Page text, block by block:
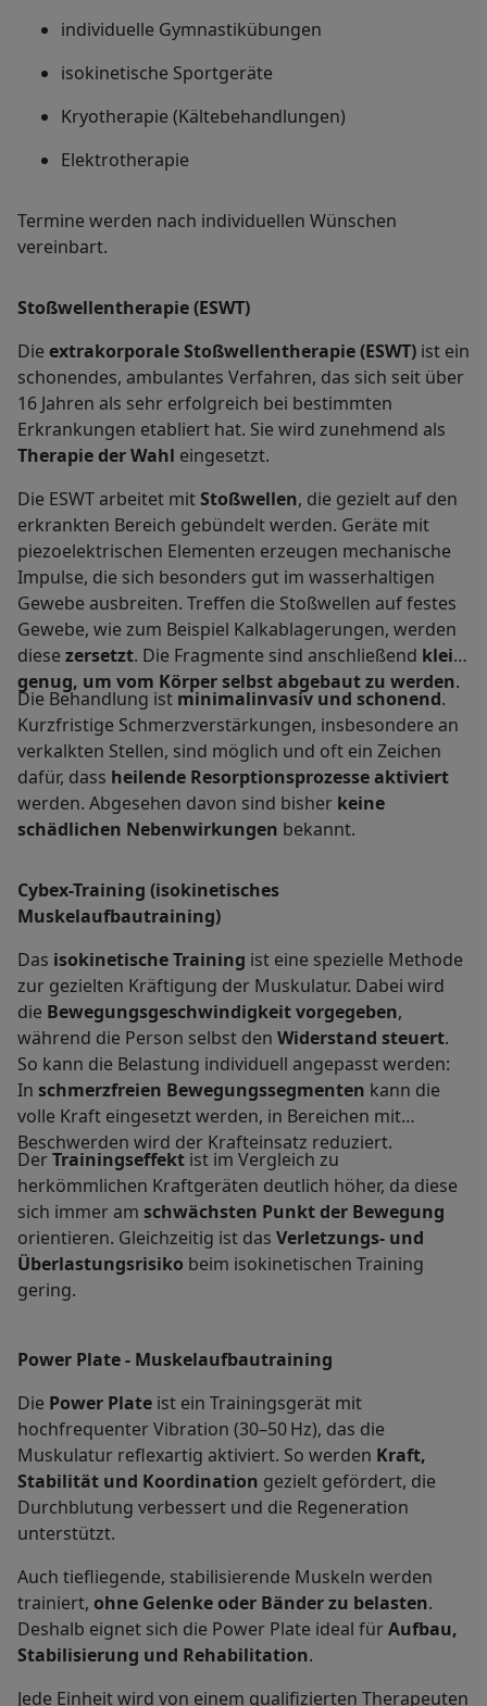
individuelle Gymnastikübungen
isokinetische Sportgeräte
Kryotherapie (Kältebehandlungen)
Elektrotherapie
Termine werden nach individuellen Wünschen
vereinbart.
Stoßwellentherapie (ESWT)
Die extrakorporale Stoßwellentherapie (ESWT) ist ein
schonendes, ambulantes Verfahren, das sich seit über
16 Jahren als sehr erfolgreich bei bestimmten
Erkrankungen etabliert hat. Sie wird zunehmend als
Therapie der Wahl eingesetzt.
Die ESWT arbeitet mitStoßwellen, die gezielt auf den
erkrankten Bereich gebündelt werden. Geräte mit
piezoelektrischen Elementen erzeugen mechanische
Impulse, die sich besonders gut im wasserhaltigen
Gewebe ausbreiten. Treffen die Stoßwellen auf festes
Gewebe, wie zum Beispiel Kalkablagerungen, werden
diese zersetzt. Die Fragmente sind anschließend klein
genug, um vom Körper selbst abgebaut zu werden.
Die Behandlung ist minimalinvasiv und schonend.
Kurzfristige Schmerzverstärkungen, insbesondere an
verkalkten Stellen, sind möglich und oft ein Zeichen
dafür, dass heilende Resorptionsprozesse aktiviert
werden. Abgesehen davon sind bisher keine
schädlichen Nebenwirkungen bekannt.
Cybex-Training (isokinetisches
Muskelaufbautraining)
Das isokinetische Training ist eine spezielle Methode
zur gezielten Kräftigung der Muskulatur. Dabei wird
die Bewegungsgeschwindigkeit vorgegeben,
während die Person selbst den Widerstand steuert.
So kann die Belastung individuell angepasst werden:
In schmerzfreien Bewegungssegmenten kann die
volle Kraft eingesetzt werden, in Bereichen mit
Beschwerden wird der Krafteinsatz reduziert.
DerTrainingseffekt ist im Vergleich zu
herkömmlichen Kraftgeräten deutlich höher, da diese
sich immer am schwächsten Punkt der Bewegung
orientieren. Gleichzeitig ist das Verletzungs- und
Überlastungsrisiko beim isokinetischen Training
gering.
Power Plate - Muskelaufbautraining
Die Power Plate ist ein Trainingsgerät mit
hochfrequenter Vibration (30–50 Hz), das die
Muskulatur reflexartig aktiviert. So werden Kraft,
Stabilität und Koordination gezielt gefördert, die
Durchblutung verbessert und die Regeneration
unterstützt.
Auch tiefliegende, stabilisierende Muskeln werden
trainiert, ohne Gelenke oder Bänder zu belasten.
Deshalb eignet sich die Power Plate ideal fürAufbau,
Stabilisierung und Rehabilitation.
Jede Einheit wird von einem qualifizierten Therapeuten